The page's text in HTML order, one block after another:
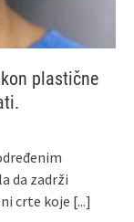
plastične
da zadrži
crte koje [...]